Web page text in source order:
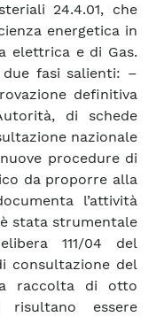
24.4.01, che
energetica in
elettrica e di Gas.
fasi salienti: –
definitiva
di schede
nazionale
procedure di
da proporre alla
l’attività
stata strumentale
111/04 del
consultazione del
raccolta di otto
essere